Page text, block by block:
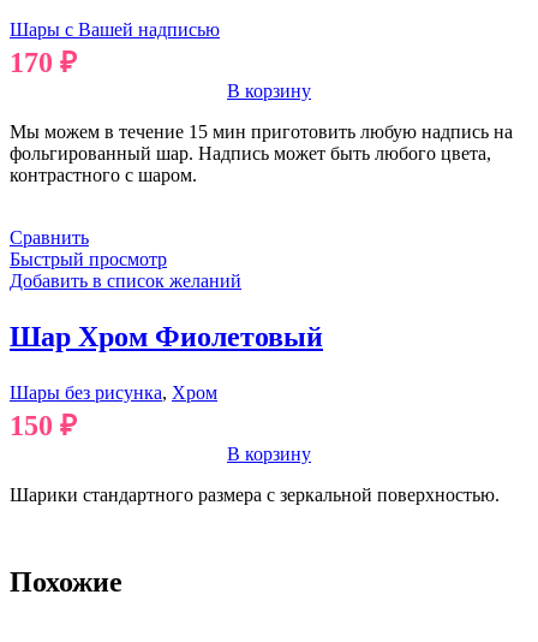
Шары с Вашей надписью
170 ₽
В корзину
Мы можем в течение 15 мин приготовить любую надпись на
фольгированный шар. Надпись может быть любого цвета,
контрастного с шаром.
Сравнить
Быстрый просмотр
Добавить в список желаний
Шар Хром Фиолетовый
Шары без рисунка, Хром
150 ₽
В корзину
Шарики стандартного размера с зеркальной поверхностью.
Похожие